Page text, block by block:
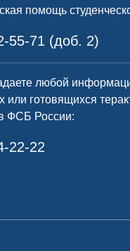
помощь
55-71 (доб. 2)
любой
готовящихся
ФСБ России:
22-22